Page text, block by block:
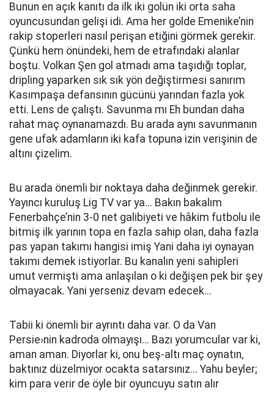
Bunun en açık kanıtı da ilk iki golün iki orta saha
oyuncusundan gelişi idi. Ama her golde Emenike’nin
rakip stoperleri nasıl perişan etiğini görmek gerekir.
Çünkü hem önündeki, hem de etrafındaki alanlar
boştu. Volkan Şen gol atmadı ama taşıdığı toplar,
dripling yaparken sık sık yön değiştirmesi sanırım
Kasımpaşa defansının gücünü yarından fazla yok
etti. Lens de çalıştı. Savunma mı Eh bundan daha
rahat maç oynanamazdı. Bu arada aynı savunmanın
gene ufak adamların iki kafa topuna izin verişinin de
altını çizelim.
Bu arada önemli bir noktaya daha değinmek gerekir.
Yayıncı kuruluş Lig TV var ya... Bakın bakalım
Fenerbahçe’nin 3-0 net galibiyeti ve hâkim futbolu ile
bitmiş ilk yarının topa en fazla sahip olan, daha fazla
pas yapan takımı hangisi imiş Yani daha iyi oynayan
takımı demek istiyorlar. Bu kanalın yeni sahipleri
umut vermişti ama anlaşılan o ki değişen pek bir şey
olmayacak. Yani yerseniz devam edecek...
Tabii ki önemli bir ayrıntı daha var. O da Van
Persie›nin kadroda olmayışı... Bazı yorumcular var ki,
aman aman. Diyorlar ki, onu beş-altı maç oynatın,
baktınız düzelmiyor ocakta satarsınız... Yahu beyler;
kim para verir de öyle bir oyuncuyu satın alır